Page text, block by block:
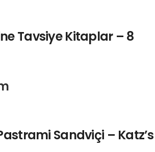
Tavsiye Kitaplar – 8
Sandviçi –